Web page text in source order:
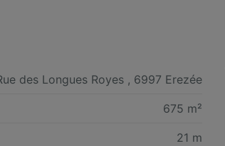
des Longues Royes , 6997 Erezée
675 m²
21 m